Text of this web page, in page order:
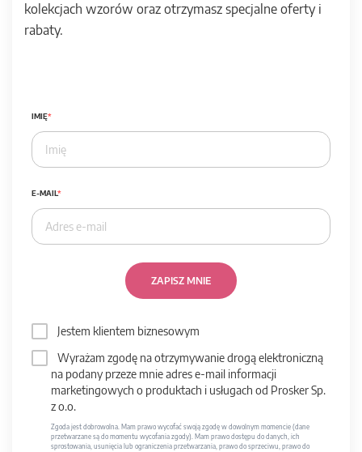
kolekcjach wzorów oraz otrzymasz specjalne oferty i
rabaty.
IMIĘ
E-MAIL
ZAPISZ MNIE
Jestem klientem biznesowym
Wyrażam zgodę na otrzymywanie drogą elektroniczną
na podany przeze mnie adres e-mail informacji
marketingowych o produktach i usługach od Prosker Sp.
z o.o.
Zgoda jest dobrowolna. Mam prawo wycofać swoją zgodę w dowolnym momencie (dane
przetwarzane są do momentu wycofania zgody). Mam prawo dostępu do danych, ich
sprostowania, usunięcia lub ograniczenia przetwarzania, prawo do sprzeciwu, prawo do